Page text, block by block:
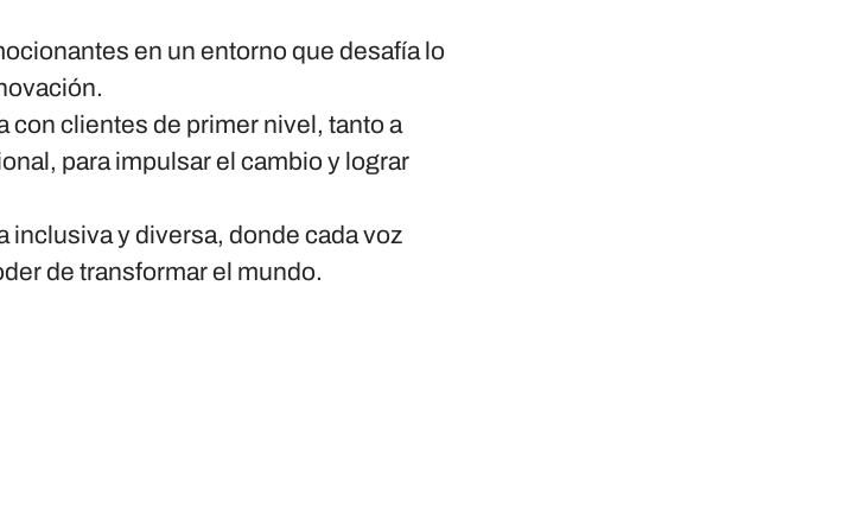
en un entorno que desafía lo
con clientes de primer nivel, tanto a
para impulsar el cambio y lograr
inclusiva y diversa, donde cada voz
de transformar el mundo.